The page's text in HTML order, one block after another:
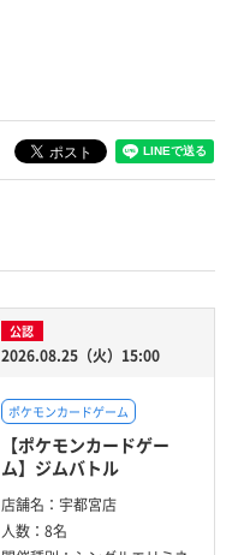
公認
2026.08.25（火）15:00
ポケモンカードゲーム
【ポケモンカードゲー
ム】ジムバトル
店舗名： 宇都宮店
人数： 8名